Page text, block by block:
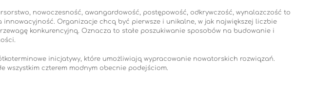
nowoczesność, awangardowość, postępowość, odkrywczość, wynalazczość to
innowacyjność. Organizacje chcą być pierwsze i unikalne, w jak największej liczbie
konkurencyjną. Oznacza to stałe poszukiwanie sposobów na budowanie i
inicjatywy, które umożliwiają wypracowanie nowatorskich rozwiązań.
wszystkim czterem modnym obecnie podejściom.